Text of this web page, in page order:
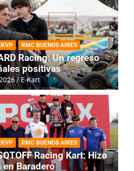
jornada
RMC BUENOS AIRES
Racing: Un regreso
positivas
E-Kart
RMC BUENOS AIRES
Racing Kart: Hizo
Baradero